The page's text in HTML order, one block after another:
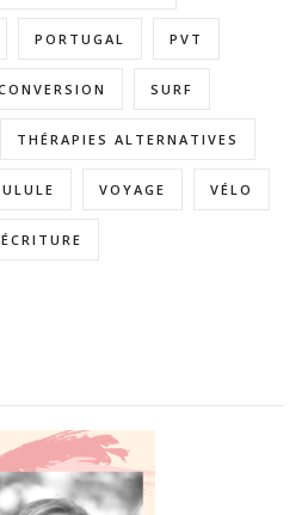
PORTUGAL PVT
SURF
THÉRAPIES ALTERNATIVES
ULULE VOYAGE VÉLO
ÉCRITURE